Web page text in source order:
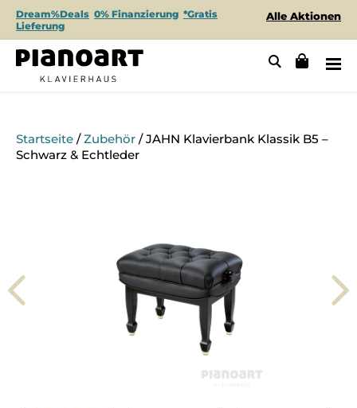
Dream%Deals 0% Finanzierung *Gratis
Lieferung
Alle Aktionen
Startseite /Zubehör / JAHN Klavierbank Klassik B5 –
Schwarz & Echtleder